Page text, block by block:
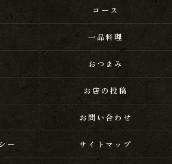
コース
一品料理
おつまみ
お店の投稿
お問い合わせ
ー サイトマップ